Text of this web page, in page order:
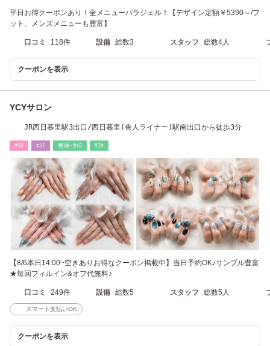
平日お得クーポンあり！全メニューパラジェル！【デザイン定額￥5390～/フ
ット、メンズメニューも豊富】
口コミ 118件 設備 総数3 スタッフ 総数4人
クーポンを表示
YCYサロン
JR西日暮里駅3出口/西日暮里(舎人ライナー)駅南出口から徒歩3分
ﾈｲﾙ ｴｽﾃ 整体･ｶｲﾛ ﾘﾗｸ
【8/6本日14:00~空きありお得なクーポン掲載中】当日予約OK♪サンプル豊富
★毎回フィルイン&オフ代無料♪
口コミ 249件 設備 総数5 スタッフ 総数5人
スマート支払いOK
クーポンを表示